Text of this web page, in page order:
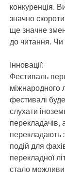
конкуренція.
значно
ще значне
до читання. Чи
Інновації:
Фестиваль
міжнародного
фестивалі
слухати
перекладачів,
перекладають
подій для
перекладної
стало